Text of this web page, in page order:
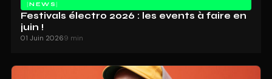
NEWS
Festivals électro 2026 : les events à faire en
juin !
01 Juin 20269 min